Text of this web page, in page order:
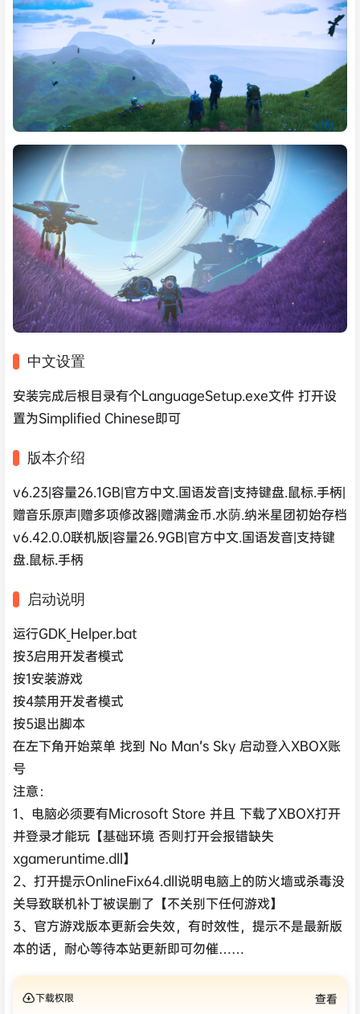
中文设置
安装完成后根目录有个LanguageSetup.exe文件 打开设
置为Simplified Chinese即可
版本介绍
v6.23|容量26.1GB|官方中文.国语发音|支持键盘.鼠标.手柄|
赠音乐原声|赠多项修改器|赠满金币.水荫.纳米星团初始存档
v6.42.0.0联机版|容量26.9GB|官方中文.国语发音|支持键
盘.鼠标.手柄
启动说明
运行GDK_Helper.bat
按3启用开发者模式
按1安装游戏
按4禁用开发者模式
按5退出脚本
在左下角开始菜单 找到 No Man’s Sky 启动登入XBOX账
号
注意：
1、电脑必须要有Microsoft Store 并且 下载了XBOX打开
并登录才能玩【基础环境 否则打开会报错缺失
xgameruntime.dll】
2、打开提示OnlineFix64.dll说明电脑上的防火墙或杀毒没
关导致联机补丁被误删了【不关别下任何游戏】
3、官方游戏版本更新会失效，有时效性，提示不是最新版
本的话，耐心等待本站更新即可勿催……
下载权限 查看